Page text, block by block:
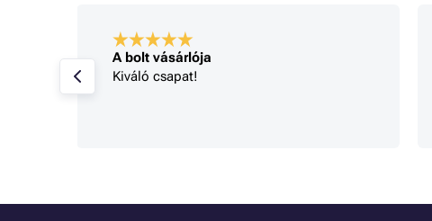
A bolt vásárlója
Kiváló csapat!